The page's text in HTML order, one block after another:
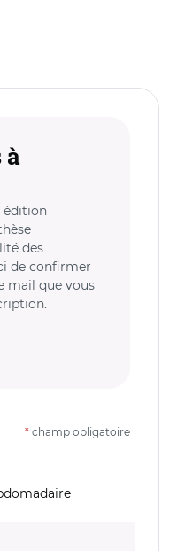
à
édition
des
de confirmer
mail que vous
* champ obligatoire